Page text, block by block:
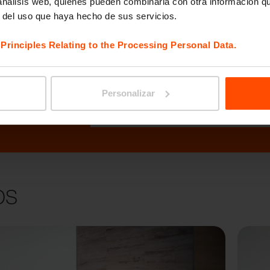
uso que haya hecho de sus servicios.
Principles Relating to the Processing Personal Data.
Personalizar
Grand Design en 2019.